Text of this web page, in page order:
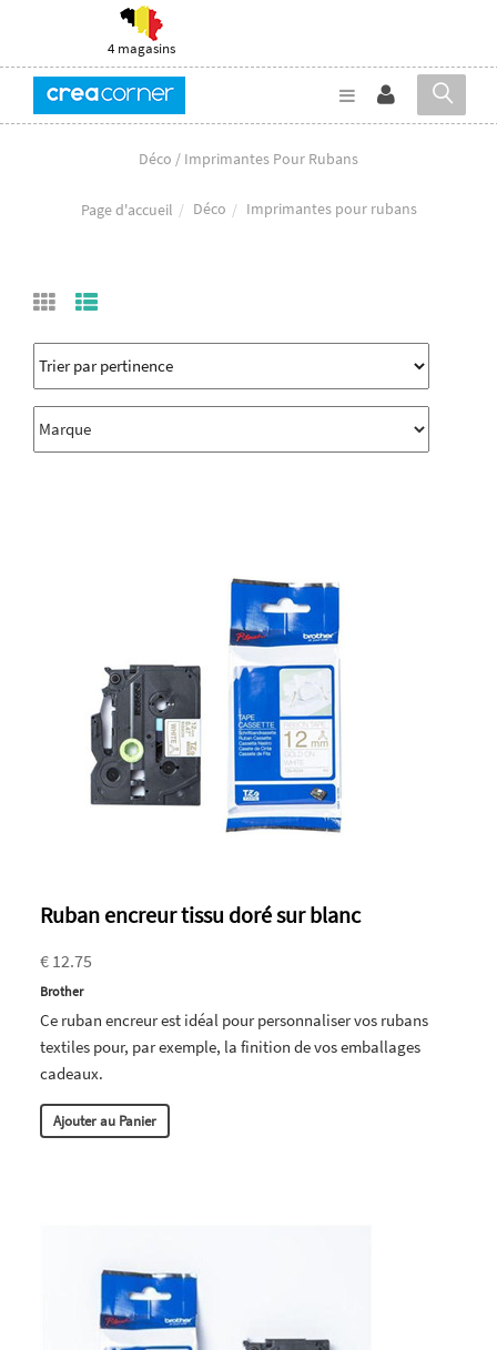
4 magasins
Déco / Imprimantes Pour Rubans
Page d'accueil Déco Imprimantes pour rubans
Ruban encreur tissu doré sur blanc
€ 12.75
Brother
Ce ruban encreur est idéal pour personnaliser vos rubans
textiles pour, par exemple, la finition de vos emballages
cadeaux.
Ajouter au Panier